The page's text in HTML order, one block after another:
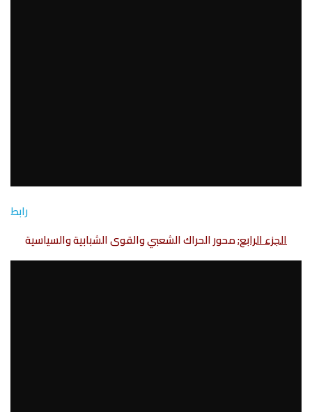
رابط
الجزء الرابع:محور الحراك الشعبي والقوى الشبابية والسياسية